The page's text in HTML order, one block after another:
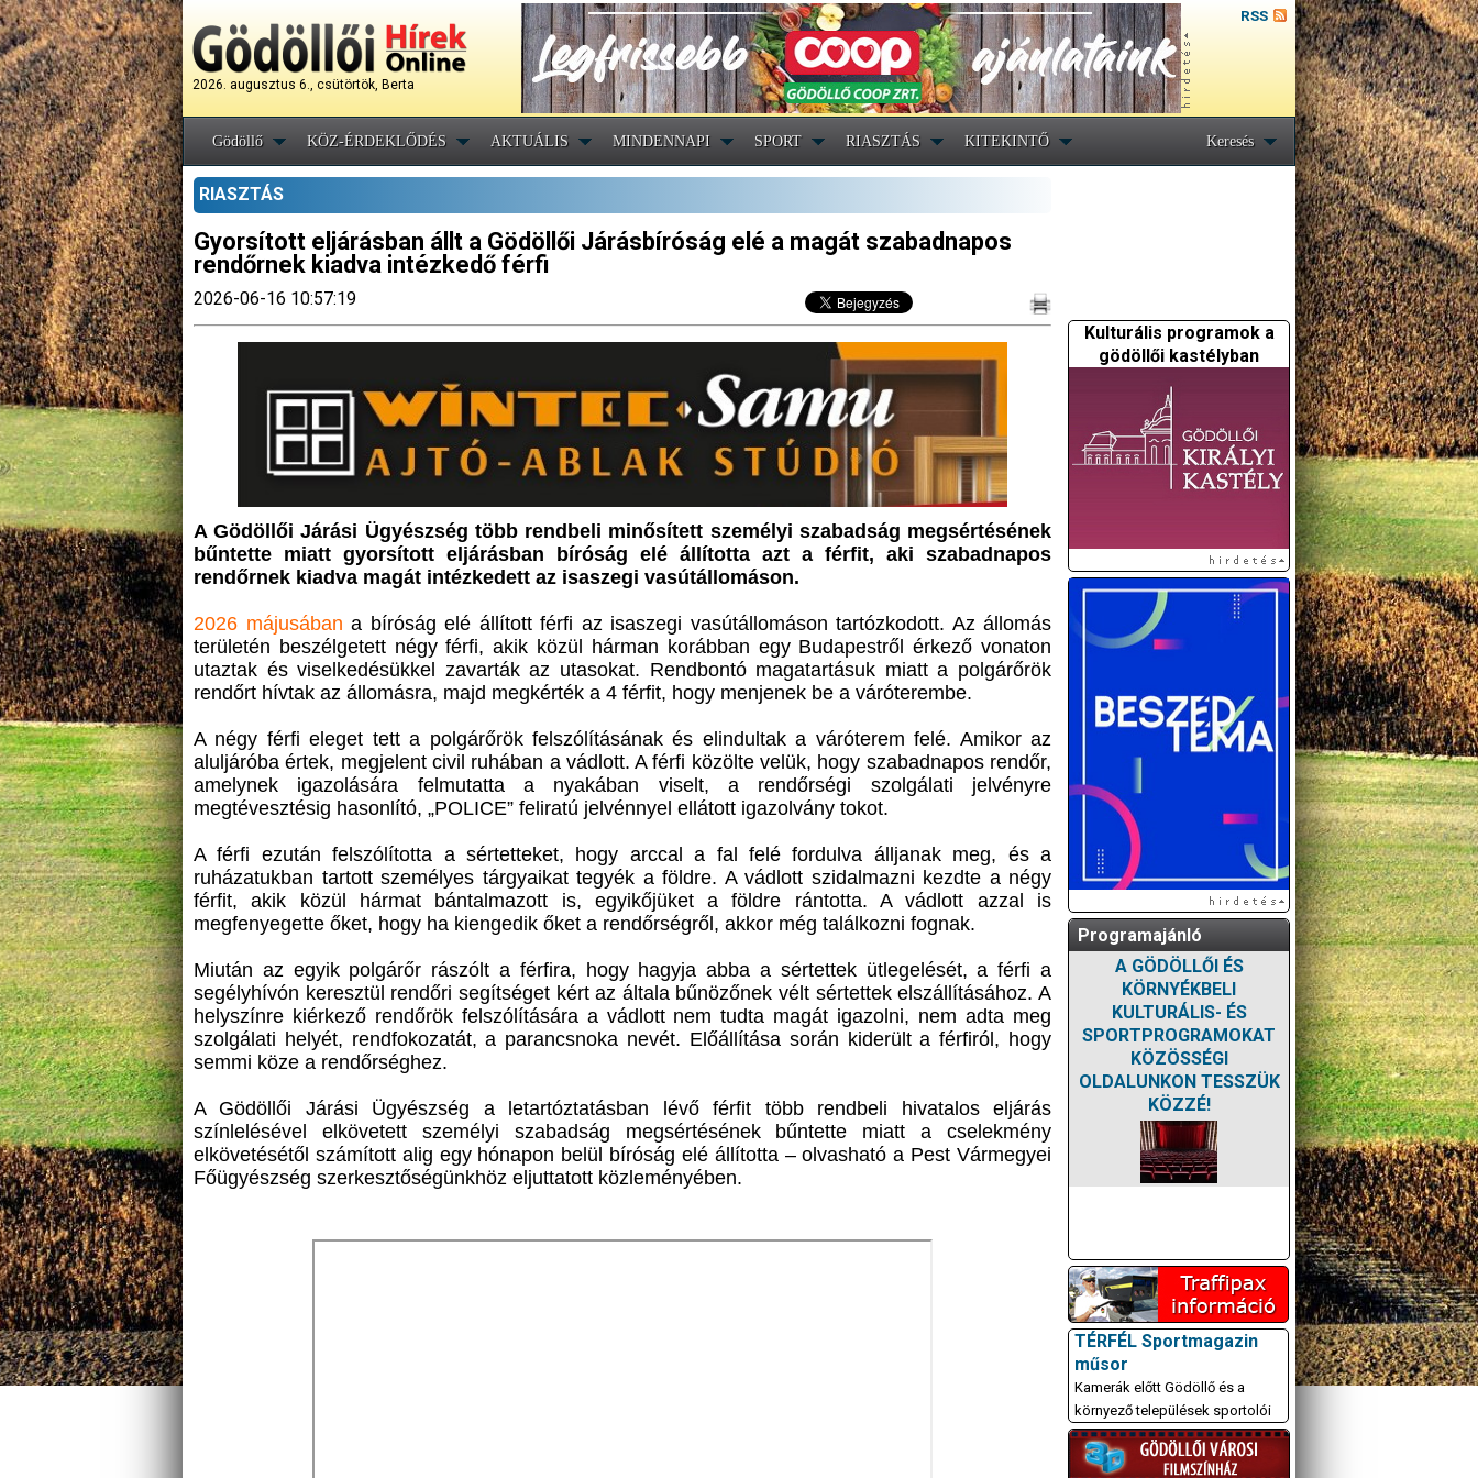
2026. augusztus 6., csütörtök, Berta
RSS
Gödöllő KÖZ-ÉRDEKLŐDÉS AKTUÁLIS MINDENNAPI SPORT RIASZTÁS KITEKINTŐ Keresés
RIASZTÁS
Gyorsított eljárásban állt a Gödöllői Járásbíróság elé a magát szabadnapos
rendőrnek kiadva intézkedő férfi
2026-06-16 10:57:19
A Gödöllői Járási Ügyészség több rendbeli minősített személyi szabadság megsértésének
bűntette miatt gyorsított eljárásban bíróság elé állította azt a férfit, aki szabadnapos
rendőrnek kiadva magát intézkedett az isaszegi vasútállomáson.
2026 májusában a bíróság elé állított férfi az isaszegi vasútállomáson tartózkodott. Az állomás
területén beszélgetett négy férfi, akik közül hárman korábban egy Budapestről érkező vonaton
utaztak és viselkedésükkel zavarták az utasokat. Rendbontó magatartásuk miatt a polgárőrök
rendőrt hívtak az állomásra, majd megkérték a 4 férfit, hogy menjenek be a váróterembe.
A négy férfi eleget tett a polgárőrök felszólításának és elindultak a váróterem felé. Amikor az
aluljáróba értek, megjelent civil ruhában a vádlott. A férfi közölte velük, hogy szabadnapos rendőr,
amelynek igazolására felmutatta a nyakában viselt, a rendőrségi szolgálati jelvényre
megtévesztésig hasonlító, „POLICE” feliratú jelvénnyel ellátott igazolvány tokot.
A férfi ezután felszólította a sértetteket, hogy arccal a fal felé fordulva álljanak meg, és a
ruházatukban tartott személyes tárgyaikat tegyék a földre. A vádlott szidalmazni kezdte a négy
férfit, akik közül hármat bántalmazott is, egyikőjüket a földre rántotta. A vádlott azzal is
megfenyegette őket, hogy ha kiengedik őket a rendőrségről, akkor még találkozni fognak.
Miután az egyik polgárőr rászólt a férfira, hogy hagyja abba a sértettek ütlegelését, a férfi a
segélyhívón keresztül rendőri segítséget kért az általa bűnözőnek vélt sértettek elszállításához. A
helyszínre kiérkező rendőrök felszólítására a vádlott nem tudta magát igazolni, nem adta meg
szolgálati helyét, rendfokozatát, a parancsnoka nevét. Előállítása során kiderült a férfiról, hogy
semmi köze a rendőrséghez.
A Gödöllői Járási Ügyészség a letartóztatásban lévő férfit több rendbeli hivatalos eljárás
színlelésével elkövetett személyi szabadság megsértésének bűntette miatt a cselekmény
elkövetésétől számított alig egy hónapon belül bíróság elé állította – olvasható a Pest Vármegyei
Főügyészség szerkesztőségünkhöz eljuttatott közleményében.
Kulturális programok a
gödöllői kastélyban
Programajánló
A GÖDÖLLŐI ÉS
KÖRNYÉKBELI
KULTURÁLIS- ÉS
SPORTPROGRAMOKAT
KÖZÖSSÉGI
OLDALUNKON TESSZÜK
KÖZZÉ!
TÉRFÉL Sportmagazin
műsor
Kamerák előtt Gödöllő és a
környező települések sportolói